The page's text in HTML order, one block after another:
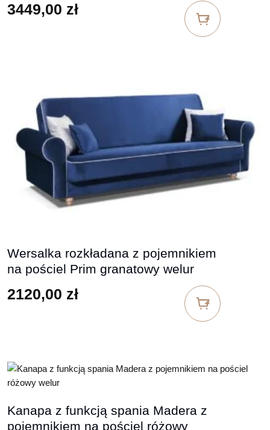
3449,00 zł
Wersalka rozkładana z pojemnikiem
na pościel Prim granatowy welur
2120,00 zł
Kanapa z funkcją spania Madera z
pojemnikiem na pościel różowy